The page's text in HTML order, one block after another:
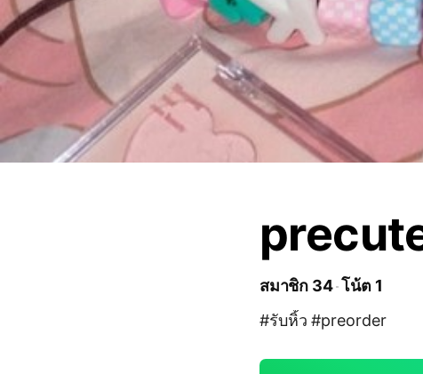
สมาชิก 34 โน้ต 1
#รับหิ้ว #preorder